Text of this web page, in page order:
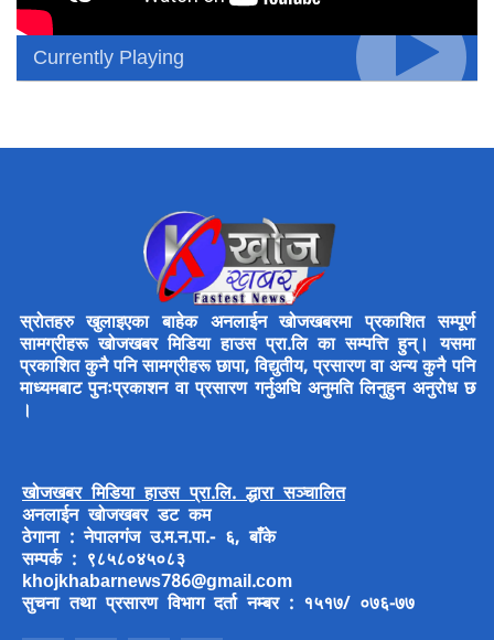
Currently Playing
स्रोतहरु खुलाइएका बाहेक अनलाईन खोजखबरमा प्रकाशित सम्पूर्ण
सामग्रीहरू खोजखबर मिडिया हाउस प्रा.लि का सम्पत्ति हुन्। यसमा
प्रकाशित कुनै पनि सामग्रीहरू छापा, विद्युतीय, प्रसारण वा अन्य कुनै पनि
माध्यमबाट पुनःप्रकाशन वा प्रसारण गर्नुअघि अनुमति लिनुहुन अनुरोध छ
।
खोजखबर मिडिया हाउस प्रा.लि. द्धारा सञ्चालित
अनलाईन खोजखबर डट कम
ठेगाना : नेपालगंज उ.म.न.पा.- ६, बाँके
सम्पर्क : ९८५८०४५०८३
khojkhabarnews786@gmail.com
सुचना तथा प्रसारण विभाग दर्ता नम्बर : १५१७/ ०७६-७७